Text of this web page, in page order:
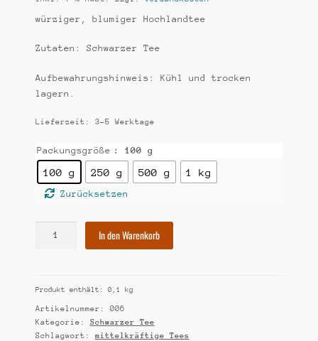
würziger, blumiger Hochlandtee
Zutaten: Schwarzer Tee
Aufbewahrungshinweis: Kühl und trocken
lagern.
Lieferzeit: 3-5 Werktage
Packungsgröße : 100 g
100 g 250 g 500 g 1 kg
Zurücksetzen
flush
Menge
In den Warenkorb
Produkt enthält: 0,1 kg
Artikelnummer: 006
Kategorie: Schwarzer Tee
Schlagwort: mittelkräftige Tees